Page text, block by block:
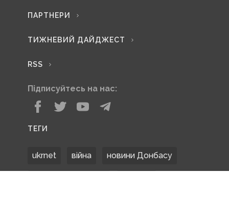
ПАРТНЕРИ
ТИЖНЕВИЙ ДАЙДЖЕСТ
RSS
Підписуйтесь на нас:
ТЕГИ
ukrnet війна новини Донбасу